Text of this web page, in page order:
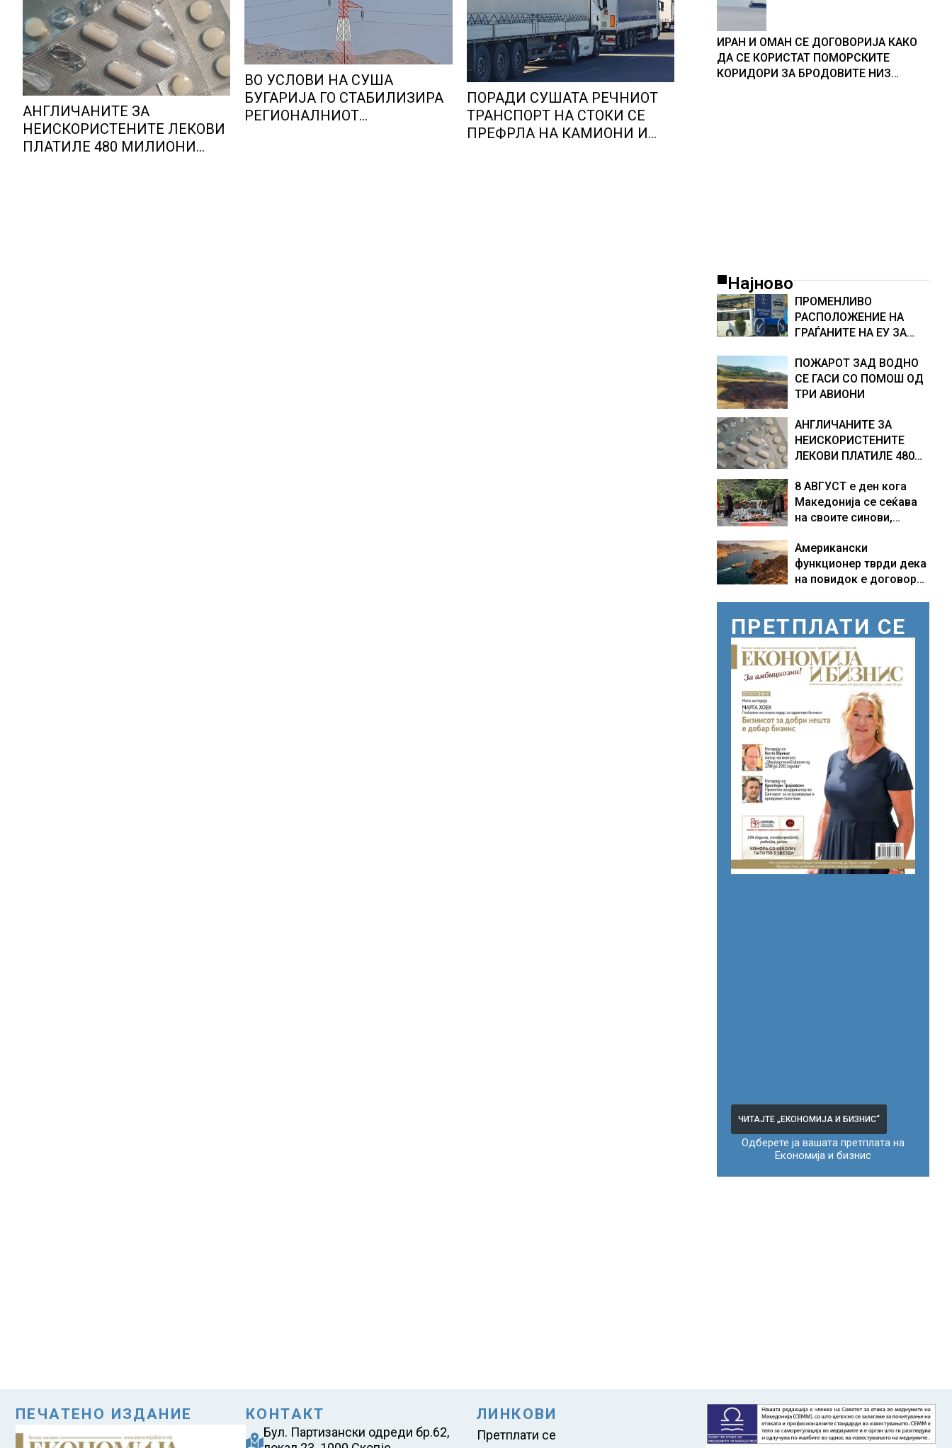
АНГЛИЧАНИТЕ ЗА
НЕИСКОРИСТЕНИТЕ ЛЕКОВИ
ПЛАТИЛЕ 480 МИЛИОНИ
ВО УСЛОВИ НА СУША
БУГАРИЈА ГО СТАБИЛИЗИРА
РЕГИОНАЛНИОТ
ПОРАДИ СУШАТА РЕЧНИОТ
ТРАНСПОРТ НА СТОКИ СЕ
ПРЕФРЛА НА КАМИОНИ И
ИРАН И ОМАН СЕ ДОГОВОРИЈА КАКО
ДА СЕ КОРИСТАТ ПОМОРСКИТЕ
КОРИДОРИ ЗА БРОДОВИТЕ НИЗ
Најново
ПРОМЕНЛИВО
РАСПОЛОЖЕНИЕ НА
ГРАЃАНИТЕ НА ЕУ ЗА
УКРАИНА, изненадува
каква е поддршката од
Полска, Франција и
ПОЖАРОТ ЗАД ВОДНО
СЕ ГАСИ СО ПОМОШ ОД
ТРИ АВИОНИ
АНГЛИЧАНИТЕ ЗА
НЕИСКОРИСТЕНИТЕ
ЛЕКОВИ ПЛАТИЛЕ 480
повик до пациентите да
бараат само лекови
што навистина им се
8 АВГУСТ е ден кога
Македонија се сеќава
на своите синови,
Христијан Мицкоски по
повод 25 годишнината
од загинувањето на
Американски
функционер тврди дека
на повидок е договор
ПРЕТПЛАТИ СЕ
ЧИТАЈТЕ „ЕКОНОМИЈА И БИЗНИС“
Одберете ја вашата претплата на
Економија и бизнис
ПЕЧАТЕНО ИЗДАНИЕ КОНТАКТ
Бул. Партизански одреди бр.62,
ЛИНКОВИ
Претплати се